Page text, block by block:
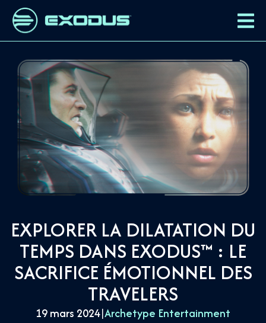
EXPLORER LA DILATATION DU
TEMPS DANS EXODUS™ : LE
SACRIFICE ÉMOTIONNEL DES
TRAVELERS
19 mars 2024|Archetype Entertainment